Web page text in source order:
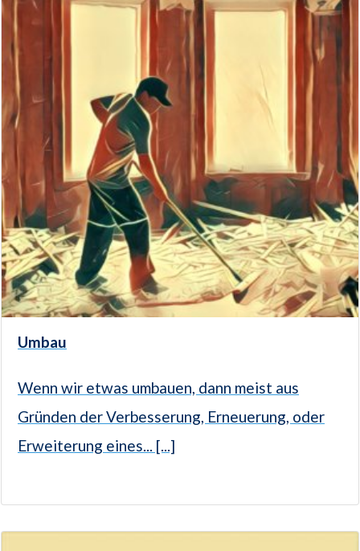
Umbau
Wenn wir etwas umbauen, dann meist aus
Gründen der Verbesserung, Erneuerung, oder
Erweiterung eines... [...]